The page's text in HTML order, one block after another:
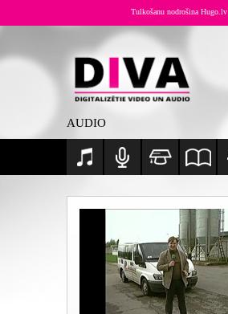
Tulkošanu nodrošina Hugo.lv
AUDIO